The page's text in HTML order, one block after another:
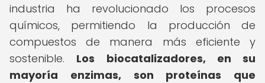
industria ha revolucionado los procesos
químicos, permitiendo la producción de
compuestos de manera más eficiente y
sostenible. Los biocatalizadores, en su
mayoría enzimas, son proteínas que